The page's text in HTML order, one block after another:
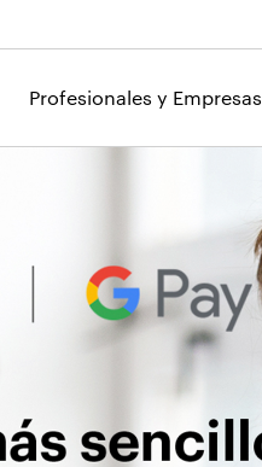
Profesionales y Empresas